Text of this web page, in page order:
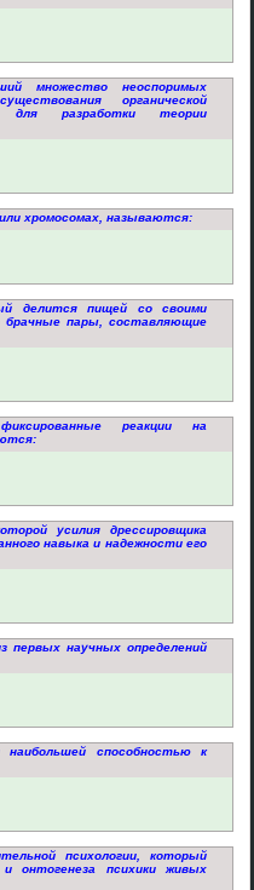
множество неоспоримых
органической
для разработки теории
хромосомах, называются:
делится пищей со своими
брачные пары, составляющие
реакции на
усилия дрессировщика
навыка и надежности его
первых научных определений
наибольшей способностью к
психологии, который
онтогенеза психики живых